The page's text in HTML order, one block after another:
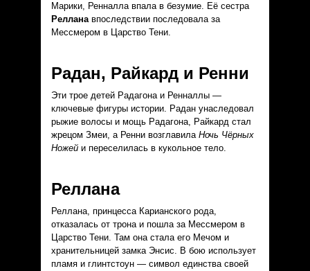
Марики, Ренналла впала в безумие. Её сестра
Релланавпоследствии последовала за
Мессмером в Царство Тени.
Радан, Райкард и Ренни
Эти трое детей Радагона и Ренналлы —
ключевые фигуры истории. Радан унаследовал
рыжие волосы и мощь Радагона, Райкард стал
жрецом Змеи, а Ренни возглавила Ночь Чёрных
Ножей и переселилась в кукольное тело.
Реллана
Реллана, принцесса Карианского рода,
отказалась от трона и пошла за Мессмером в
Царство Тени. Там она стала его Мечом и
хранительницей замка Энсис. В бою использует
пламя и глинтстоун — символ единства своей